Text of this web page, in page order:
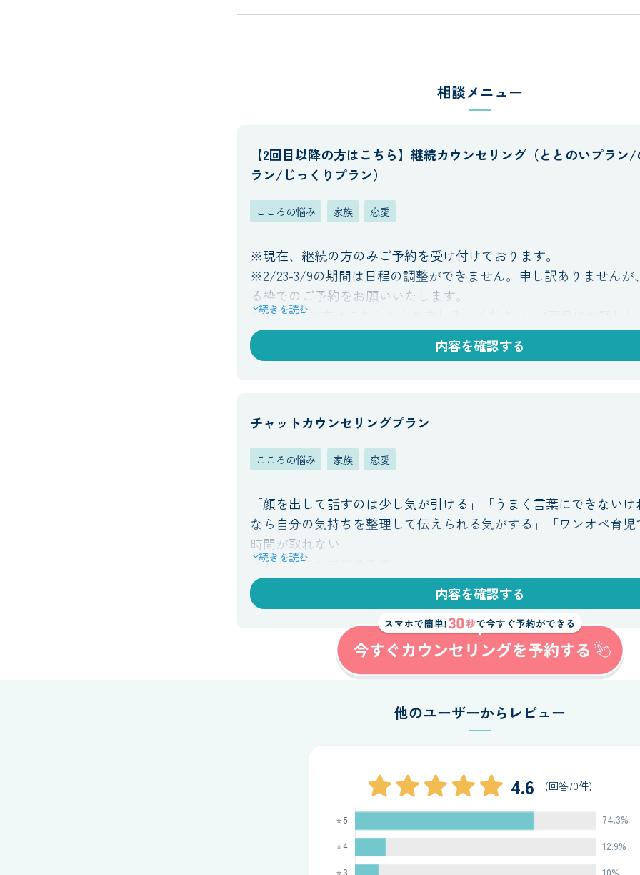
相談メニュー
【2回目以降の方はこちら】継続カウンセリング（ととのいプラン
ラン/じっくりプラン）
こころの悩み 家族 恋愛
※現在、継続の方のみご予約を受け付けております。
※2/23-3/9の期間は日程の調整ができません。申し訳ありませんが
る枠でのご予約をお願いいたします。
2回目以降の方はこちらからお申し込みください。 1回目にお話し
じテーマでも、違うテーマでも大丈夫です。今お話ししたいこと
だければと思います。さまざまななお悩みに、一緒に向き合わせ
続きを読む
内容を確認する
チャットカウンセリングプラン
こころの悩み 家族 恋愛
「顔を出して話すのは少し気が引ける」「うまく言葉にできない
なら自分の気持ちを整理して伝えられる気がする」「ワンオペ育
時間が取れない」
そんな方におすすめです。
時間や場所を選ばず、スマートフォンやパソコンから気軽に利用
育児や仕事で忙しい方、また初めてカウンセリングを受ける方に
利用いただけます。
向き合うことができます。
続きを読む
内容を確認する
他のユーザーからレビュー
4.6 (回答70件)
74.3%
12.9%
10%